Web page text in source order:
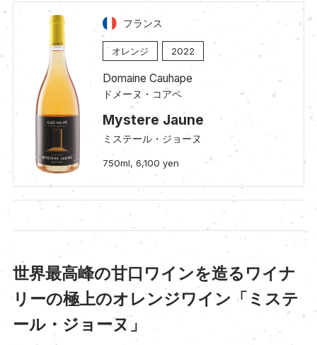
フランス
オレンジ 2022
Domaine Cauhape
ドメーヌ・コアペ
Mystere Jaune
ミステール・ジョーヌ
750ml, 6,100 yen
世界最高峰の甘口ワインを造るワイナ
リーの極上のオレンジワイン「ミステ
ール・ジョーヌ」